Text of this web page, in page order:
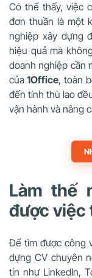
Có thể thấy, việc
đơn thuần là một
nghiệp xây dựng
hiệu quả mà
doanh nghiệp cần
của 1Office, toàn
đến tính thù lao
vận hành và nâng
Làm thế
được việc
Để tìm được công
dựng CV chuyên
tín như LinkedIn,